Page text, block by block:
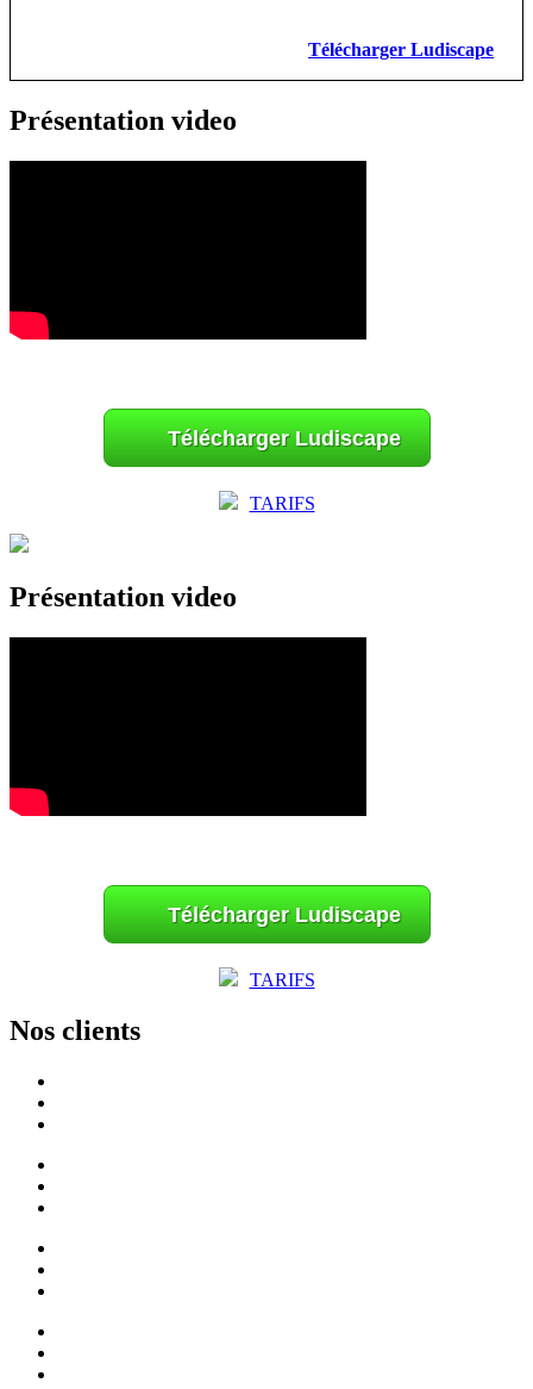
Télécharger Ludiscape
Présentation video
Télécharger Ludiscape
TARIFS
Présentation video
Télécharger Ludiscape
TARIFS
Nos clients